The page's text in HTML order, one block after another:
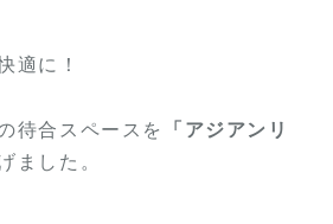
適に！
待合スペースを
「アジアンリ
ました。